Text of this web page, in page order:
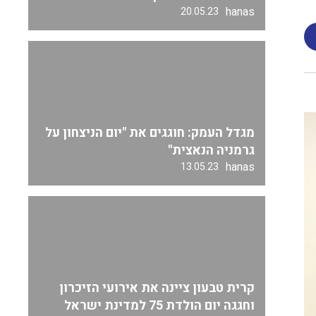
hanas
20.05.23
מגדל העמק: חוגגים את "יום הניצחון על
גרמניה הנאצית"
hanas
13.05.23
קרית טבעון ציינה את אירועי הזיכרון
וחגגה יום הולדת 75 למדינת ישראל